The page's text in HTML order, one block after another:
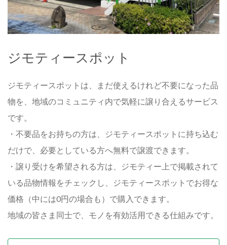
ジモティースポット
ジモティースポットは、まだ使えるけれど不要になった品
物を、地域のコミュニティ内で気軽に譲り合えるサービス
です。
・不要品をお持ちの方は、ジモティースポットに持ち込む
だけで、必要としている方へ無料で譲渡できます。
・譲り受けを希望される方は、ジモティー上で掲載されて
いる品物情報をチェックし、ジモティースポットでお得な
価格（中には0円の場合も）で購入できます。
地域の皆さま同士で、モノを有効活用できる仕組みです。